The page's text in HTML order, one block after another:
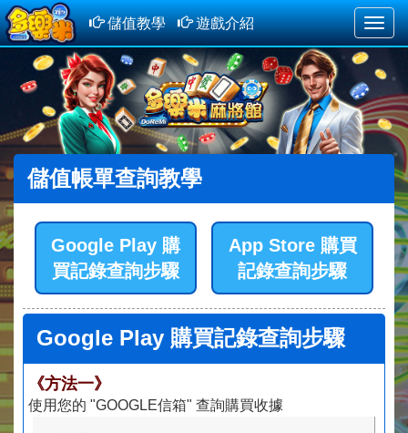
Toggle
儲值教學 遊戲介紹
儲值帳單查詢教學
Google Play 購
買記錄查詢步驟
App Store 購買
記錄查詢步驟
Google Play 購買記錄查詢步驟
《方法一》
使用您的 "GOOGLE信箱" 查詢購買收據